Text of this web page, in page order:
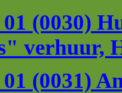
01 (0030)
verhuur,
01 (0031)